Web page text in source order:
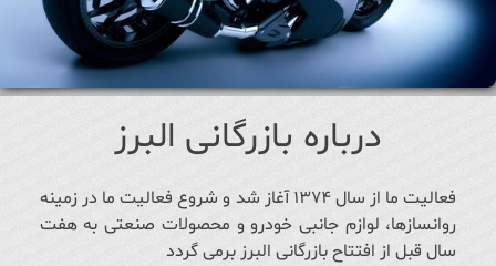
درباره بازرگانی البرز
فعالیت ما از سال ۱۳۷۴ آغاز شد و شروع فعالیت ما در زمینه
روانسازها، لوازم جانبی خودرو و محصولات صنعتی به هفت
سال قبل از افتتاح بازرگانی البرز برمی گردد